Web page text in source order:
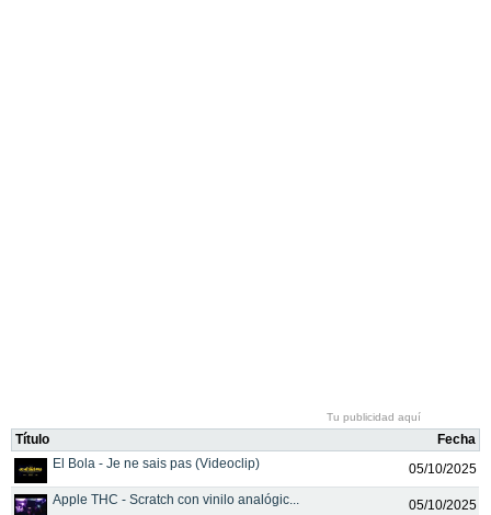
Tu publicidad aquí
Título
Fecha
El Bola - Je ne sais pas (Videoclip)
05/10/2025
Apple THC - Scratch con vinilo analógic...
05/10/2025